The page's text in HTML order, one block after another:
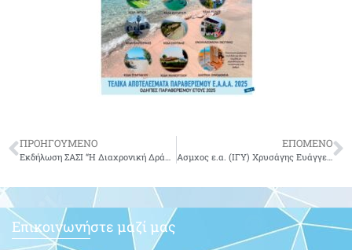
ΠΡΟΗΓΟΥΜΕΝΟ ΕΠΟΜΕΝΟ
Ασμχος ε.α. (ΙΓΥ) Χρυσάγης Ευάγγελος του Κωνσταντίνου
Επικοινωνήστε μαζί μας